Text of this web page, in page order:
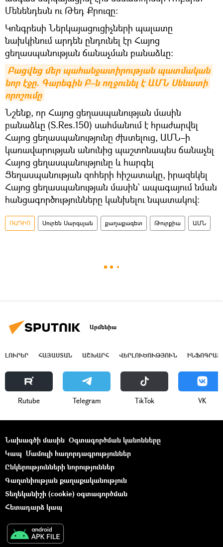
Մենենդեսն ու Թեդ Քրուզը։
Կոնգրեսի Ներկայացուցիչների պալատը
նախկինում արդեն ընդունել էր Հայոց
ցեղասպանության ճանաչման բանաձևը։
Բացվեց մեր պահանջատիրության պատմական
նոր էջը. Գարեգին Բ–ն ողջունել է ԱՄՆ Սենատի
որոշումը
Նշենք, որ Հայոց ցեղասպանության մասին
բանաձևը (S.Res.150) սահմանում է հրաժարվել
Հայոց ցեղասպանությունը ժխտելուց, ԱՄՆ–ի
կառավարության անունից պաշտոնապես ճանաչել
Հայոց ցեղասպանությունը և հարգել
Ցեղասպանության զոհերի հիշատակը, իրազեկել
Հայոց ցեղասպանության մասին` ապագայում նման
հանցագործությունները կանխելու նպատակով։
ՌԱԴԻՈ Սուրեն Սարգսյան քաղաքագետ Թուրքիա ԱՄՆ
Արմենիա
ԼՈՒՐԵՐ ՀԱՅԱՍՏԱՆ ԱՇԽԱՐՀ ՎԵՐԼՈՒԾՈՒԹՅՈՒՆ
Rutube Telegram ТikТоk VK
Նախագծի մասին Օգտագործման կանոնները
Կապ Մամուլի հաղորդագրություններ
Ընկերությունների նորություններ
Գաղտնիության քաղաքականություն
Տեղեկանիշի (cookie) օգտագործման
Հետադարձ կապ